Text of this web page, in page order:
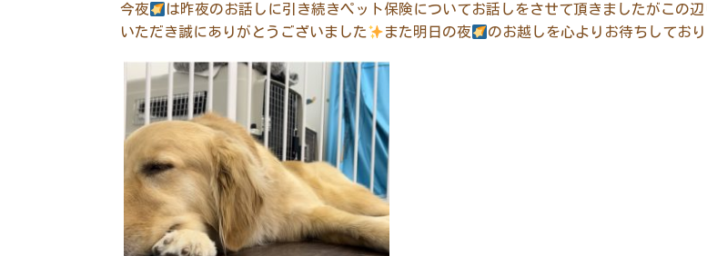
今夜 は昨夜のお話しに引き続きペット保険についてお話しをさせて頂きましたがこの
いただき誠にありがとうございました
また明日の夜 のお越しを心よりお待ちしてお